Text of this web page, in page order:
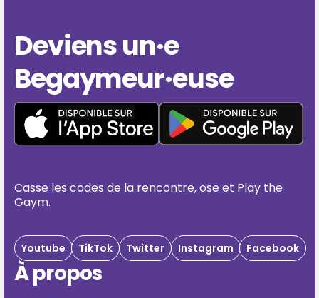
Deviens un·e
Begaymeur·euse
Casse les codes de la rencontre, ose et Play the
Gaym.
Youtube TikTok Twitter Instagram Facebook
À propos